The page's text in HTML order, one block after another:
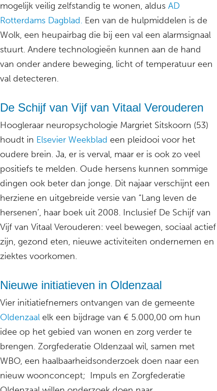
mogelijk veilig zelfstandig te wonen, aldus AD
Rotterdams Dagblad. Een van de hulpmiddelen is de
Wolk, een heupairbag die bij een val een alarmsignaal
stuurt. Andere technologieën kunnen aan de hand
van onder andere beweging, licht of temperatuur een
val detecteren.
De Schijf van Vijf van Vitaal Verouderen
Hoogleraar neuropsychologie Margriet Sitskoorn (53)
houdt in Elsevier Weekblad een pleidooi voor het
oudere brein. Ja, er is verval, maar er is ook zo veel
positiefs te melden. Oude hersens kunnen sommige
dingen ook beter dan jonge. Dit najaar verschijnt een
herziene en uitgebreide versie van “Lang leven de
hersenen’, haar boek uit 2008. Inclusief De Schijf van
Vijf van Vitaal Verouderen: veel bewegen, sociaal actief
zijn, gezond eten, nieuwe activiteiten ondernemen en
ziektes voorkomen.
Nieuwe initiatieven in Oldenzaal
Vier initiatiefnemers ontvangen van de gemeente
Oldenzaal elk een bijdrage van € 5.000,00 om hun
idee op het gebied van wonen en zorg verder te
brengen. Zorgfederatie Oldenzaal wil, samen met
WBO, een haalbaarheidsonderzoek doen naar een
nieuw woonconcept; Impuls en Zorgfederatie